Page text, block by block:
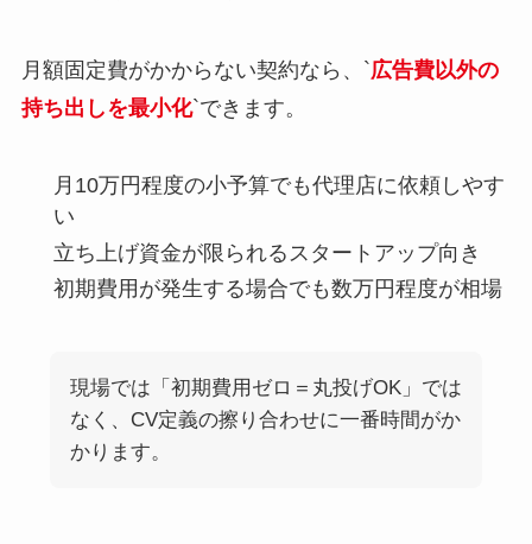
月額固定費がかからない契約なら、`広告費以外の
持ち出しを最小化`できます。
月10万円程度の小予算でも代理店に依頼しやす
い
立ち上げ資金が限られるスタートアップ向き
初期費用が発生する場合でも数万円程度が相場
現場では「初期費用ゼロ＝丸投げOK」では
なく、CV定義の擦り合わせに一番時間がか
かります。